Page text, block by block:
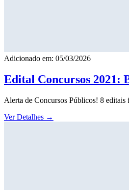
Adicionado em: 05/03/2026
Edital Concursos 2021:
Alerta de Concursos Públicos! 8
Ver Detalhes →